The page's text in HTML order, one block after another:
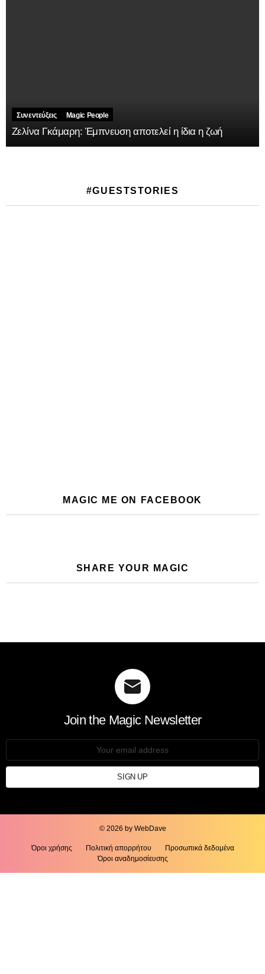
Συνεντεύξεις Magic People
Ζελίνα Γκάμαρη: Έμπνευση αποτελεί η ίδια η ζωή
#GUESTSTORIES
MAGIC ME ON FACEBOOK
SHARE YOUR MAGIC
Join the Magic Newsletter
© 2026 by WebDave
Όροι χρήσης Πολιτική απορρήτου
Προσωπικά δεδομένα
Όροι αναδημοσίευσης